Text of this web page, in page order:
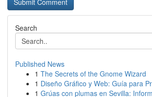
Search
Published News
1 The Secrets of the Gnome Wizard
1 Diseño Gráfico y Web: Guía para
1 Grúas con plumas en Sevilla: